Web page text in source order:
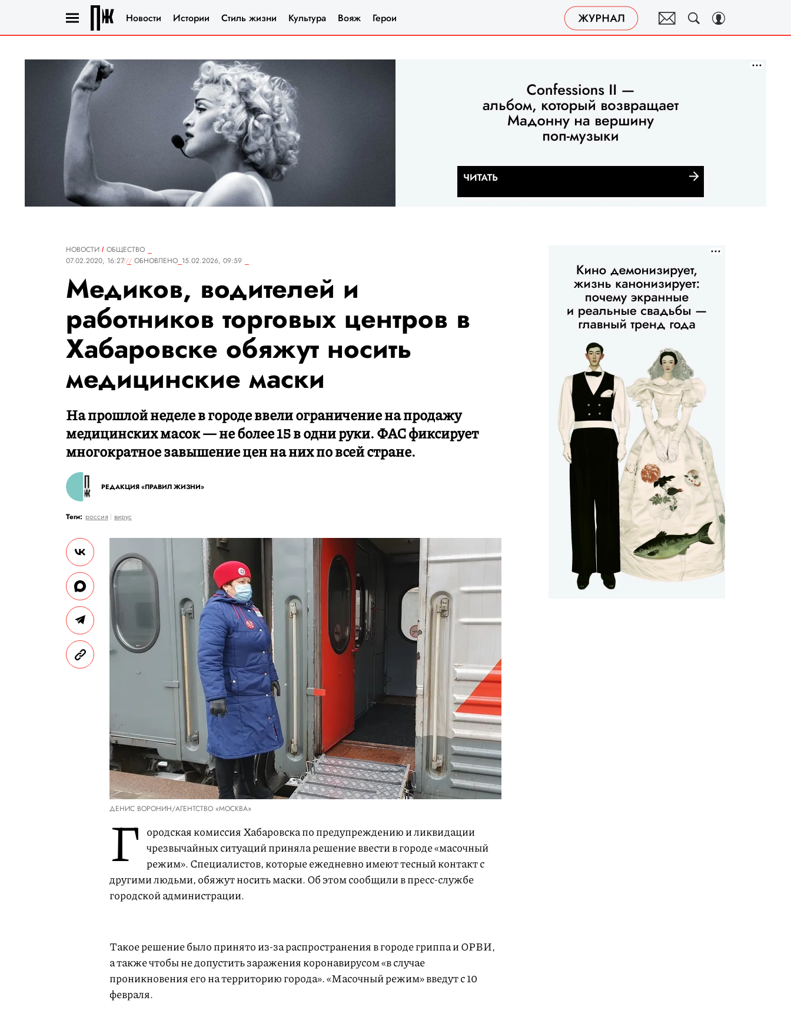
Новости Истории Стиль жизни Культура Вояж Герои
НОВОСТИ
ОБЩЕСТВО
07.02.2020, 16:27
ОБНОВЛЕНО 15.02.2026, 09:59
Медиков, водителей и
работников торговых центров в
Хабаровске обяжут носить
медицинские маски
На прошлой неделе в городе ввели ограничение на продажу
медицинских масок — не более 15 в одни руки. ФАС фиксирует
многократное завышение цен на них по всей стране.
РЕДАКЦИЯ «ПРАВИЛ ЖИЗНИ»
Теги: россия вирус
ДЕНИС ВОРОНИН/АГЕНТСТВО «МОСКВА»
Г ородская комиссия Хабаровска по предупреждению и ликвидации
чрезвычайных ситуаций приняла решение ввести в городе «масочный
режим». Специалистов, которые ежедневно имеют тесный контакт с
другими людьми, обяжут носить маски. Об этом сообщили в пресс-службе
городской администрации.
Такое решение было принято из-за распространения в городе гриппа и ОРВИ,
а также чтобы не допустить заражения коронавирусом «в случае
проникновения его на территорию города». «Масочный режим» введут с 10
февраля.